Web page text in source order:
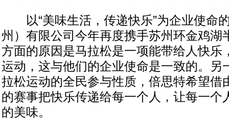
以“美味生活，传递快乐”为企业使命
州）有限公司今年再度携手苏州环金鸡湖
方面的原因是马拉松是一项能带给人快乐
运动，这与他们的企业使命是一致的。另
拉松运动的全民参与性质，倍思特希望借
的赛事把快乐传递给每一个人，让每一个
的美味。